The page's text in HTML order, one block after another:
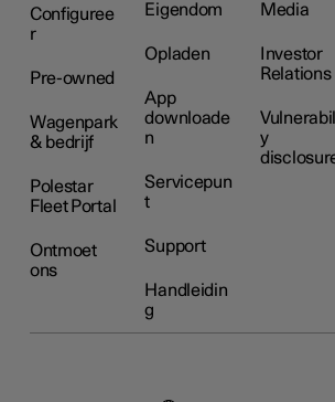
Configuree
r
Pre-owned
Wagenpark
& bedrijf
Polestar
Fleet Portal
Ontmoet
ons
Eigendom
Opladen
App
downloade
n
Servicepun
t
Support
Handleidin
g
Media
Investor
Relations
y